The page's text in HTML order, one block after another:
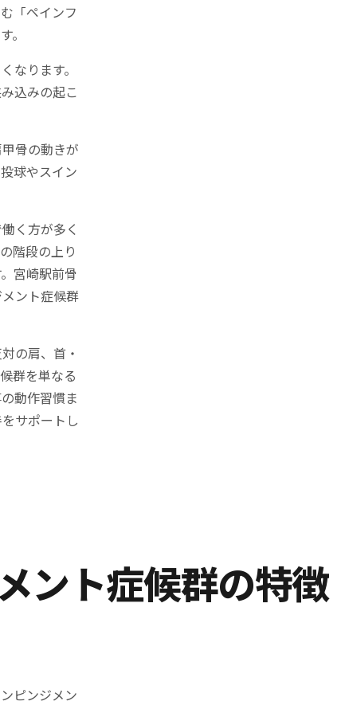
「ペインフ
。
なります。
込みの起こ
骨の動きが
球やスイン
く方が多く
階段の上り
宮崎駅前骨
ント症候群
の肩、首・
群を単なる
動作習慣ま
サポートし
ント症候群の特徴
ピンジメン